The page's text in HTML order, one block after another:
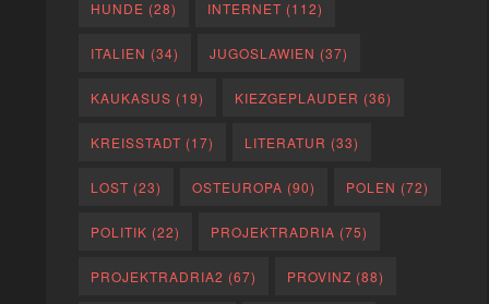
HUNDE (28) INTERNET (112)
ITALIEN (34) JUGOSLAWIEN (37)
KAUKASUS (19) KIEZGEPLAUDER (36)
KREISSTADT (17) LITERATUR (33)
LOST (23) OSTEUROPA (90) POLEN (72)
POLITIK (22) PROJEKTRADRIA (75)
PROJEKTRADRIA2 (67) PROVINZ (88)